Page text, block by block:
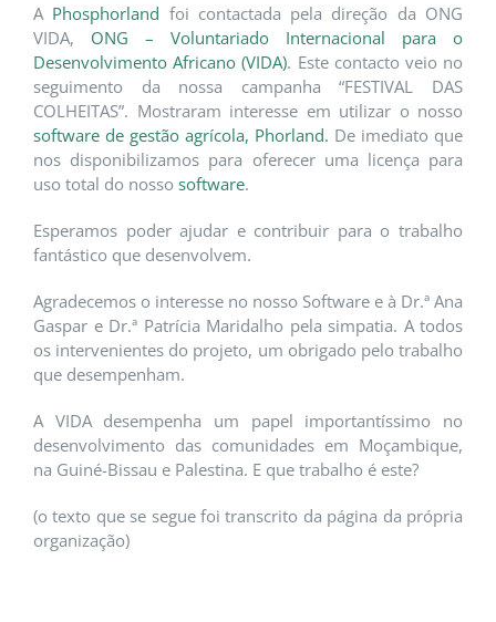
A Phosphorland foi contactada pela direção da ONG
VIDA, ONG – Voluntariado Internacional para o
Desenvolvimento Africano (VIDA). Este contacto veio no
seguimento da nossa campanha “FESTIVAL DAS
COLHEITAS”. Mostraram interesse em utilizar o nosso
software de gestão agrícola, Phorland. De imediato que
nos disponibilizamos para oferecer uma licença para
uso total do nosso software.
Esperamos poder ajudar e contribuir para o trabalho
fantástico que desenvolvem.
Agradecemos o interesse no nosso Software e à Dr.ª Ana
Gaspar e Dr.ª Patrícia Maridalho pela simpatia. A todos
os intervenientes do projeto, um obrigado pelo trabalho
que desempenham.
A VIDA desempenha um papel importantíssimo no
desenvolvimento das comunidades em Moçambique,
na Guiné-Bissau e Palestina. E que trabalho é este?
(o texto que se segue foi transcrito da página da própria
organização)